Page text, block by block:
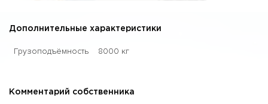
Дополнительные характеристики
Грузоподъёмность 8000 кг
Комментарий собственника